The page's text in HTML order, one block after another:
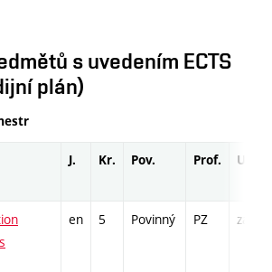
s uvedením ECTS
plán)
J. Kr. Pov. Prof. Uk.
en 5 Povinný PZ zá,zk